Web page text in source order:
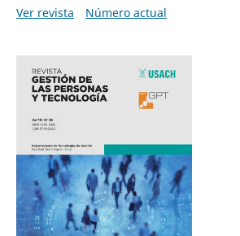
Ver revista
Número actual